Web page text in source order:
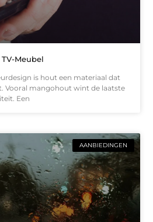
Meubel
is hout een materiaal dat
Vooral mangohout wint de laatste
Een
AANBIEDINGEN